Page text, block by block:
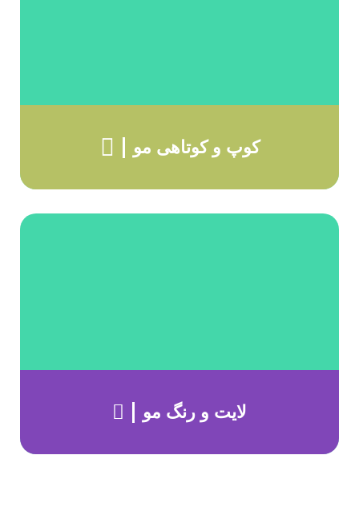
کوپ و کوتاهی مو
لایت و رنگ مو